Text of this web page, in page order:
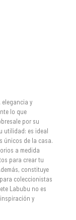
y
lo que
por su
utilidad: es ideal
únicos de la casa.
a medida
para crear tu
constituye
coleccionistas
Labubu no es
y